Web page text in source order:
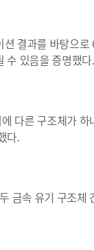
결과를 바탕으
수 있음을 증명했다.
다른 구조체가
다.
금속 유기 구조